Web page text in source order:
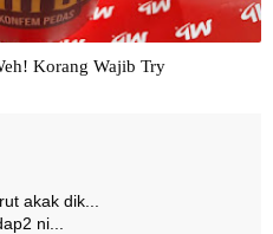
Korang Wajib Try
akak dik...
ni...